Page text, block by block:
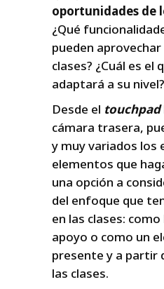
oportunidades de
¿Qué
pueden
clases? ¿Cuál es el
adaptará a su nivel?
Desde el touchpad
cámara trasera,
y muy variados los
elementos que
una opción a
del enfoque que
en las clases:
apoyo o como un
presente y a partir
las clases.